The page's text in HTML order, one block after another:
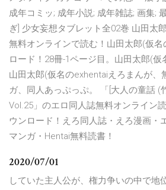
成年コミッ; 成年小説; 成年雑誌; 画集;
ぎ] 少女妄想タブレット全02巻 山田太
無料オンラインで読む！山田太郎(仮
ロード！28冊-1ページ目。山田太郎(仮
山田太郎(仮名のexhentaiえろまんが、
ガ、同人あっぷっぷ。 「[大人の童話 (
Vol.25」のエロ同人誌無料オンライン
ウンロード！えろ同人誌・えろ漫画・
マンガ・Hentai無料読書！
2020/07/01
していた主人公が、権力争いの中で地